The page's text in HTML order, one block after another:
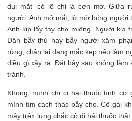
dụi mắt, có lẽ chỉ là cơn mơ. Giữa
người. Anh mở mắt, lờ mờ bóng người
Anh kịp lấy tay che miệng. Người kia
Dân bẫy thú hay bẫy người xâm
rừng, chân lại đang mắc kẹp nếu làm
điều gì xảy ra. Đặt bẫy sao không làm
tránh.
Không, mình chỉ đi hái thuốc tình cờ
mình tìm cách tháo bẫy cho. Cô gái
mây trên lưng chắc cô đi hái thuốc